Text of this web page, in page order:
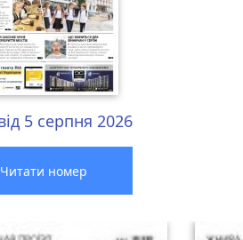
5 серпня 2026
Читати номер